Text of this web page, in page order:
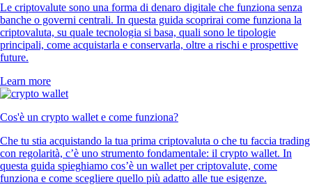
Le criptovalute sono una forma di denaro digitale che funziona senza
banche o governi centrali. In questa guida scoprirai come funziona la
criptovaluta, su quale tecnologia si basa, quali sono le tipologie
principali, come acquistarla e conservarla, oltre a rischi e prospettive
future.
Learn more
Cos'è un crypto wallet e come funziona?
Che tu stia acquistando la tua prima criptovaluta o che tu faccia trading
con regolarità, c’è uno strumento fondamentale: il crypto wallet. In
questa guida spieghiamo cos’è un wallet per criptovalute, come
funziona e come scegliere quello più adatto alle tue esigenze.